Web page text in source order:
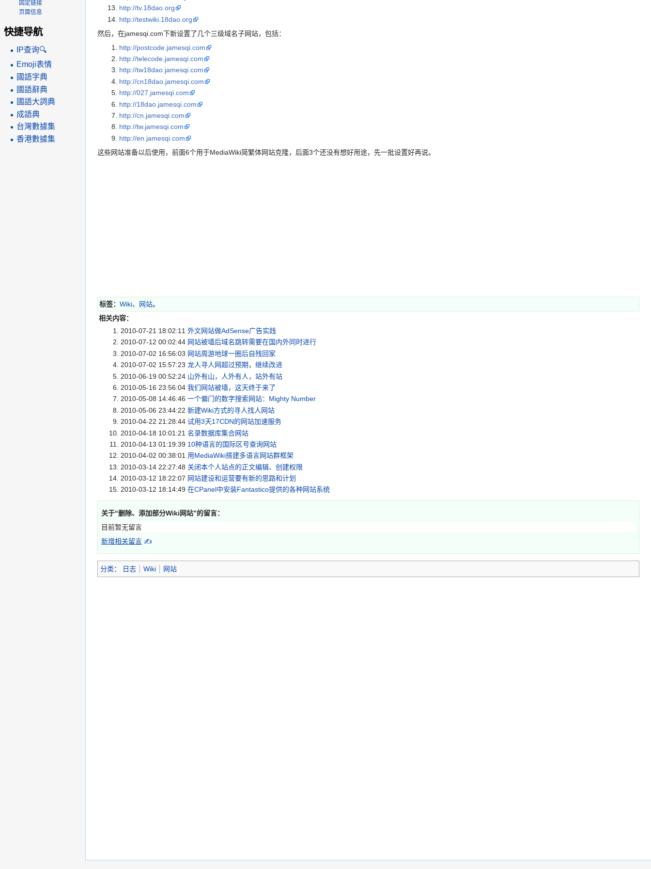
http://tv.18dao.org
http://testwiki.18dao.org
然后，在jamesqi.com下新设置了几个三级域名子网站，包括：
http://postcode.jamesqi.com
http://telecode.jamesqi.com
http://tw18dao.jamesqi.com
http://cn18dao.jamesqi.com
http://027.jamesqi.com
http://18dao.jamesqi.com
http://cn.jamesqi.com
http://tw.jamesqi.com
http://en.jamesqi.com
这些网站准备以后使用，前面6个用于MediaWiki简繁体网站克隆，后面3个还没有想好用途，先一批设置好再说。
标签： Wiki、 网站。
相关内容：
2010-07-21 18:02:11 外文网站做AdSense广告实践
2010-07-12 00:02:44 网站被墙后域名跳转需要在国内外同时进行
2010-07-02 16:56:03 网站周游地球一圈后自残回家
2010-07-02 15:57:23 龙人寻人网超过预期，继续改进
2010-06-19 00:52:24 山外有山，人外有人，站外有站
2010-05-16 23:56:04 我们网站被墙，这天终于来了
2010-05-08 14:46:46 一个偏门的数字搜索网站：Mighty Number
2010-05-06 23:44:22 新建Wiki方式的寻人找人网站
2010-04-22 21:28:44 试用3天17CDN的网站加速服务
2010-04-18 10:01:21 名录数据库集合网站
2010-04-13 01:19:39 10种语言的国际区号查询网站
2010-04-02 00:38:01 用MediaWiki搭建多语言网站群框架
2010-03-14 22:27:48 关闭本个人站点的正文编辑、创建权限
2010-03-12 18:22:07 网站建设和运营要有新的思路和计划
2010-03-12 18:14:49 在CPanel中安装Fantastico提供的各种网站系统
关于“删除、添加部分Wiki网站”的留言：
目前暂无留言
新增相关留言 ✍
分类： 日志 Wiki 网站
固定链接
页面信息
快捷导航
IP查询🔍
Emoji表情
國語字典
國語辭典
國語大詞典
成語典
台灣數據集
香港數據集